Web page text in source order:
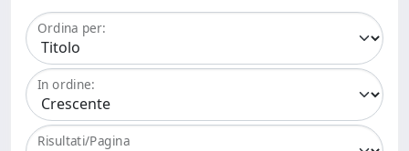
Ordina per:
In ordine:
Risultati/Pagina